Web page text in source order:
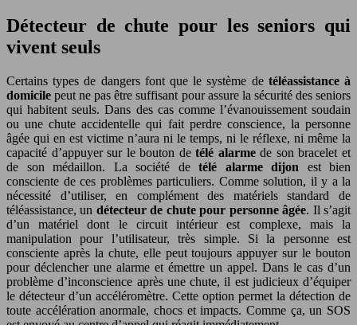
Détecteur de chute pour les seniors qui
vivent seuls
Certains types de dangers font que le système de téléassistance à
domicile peut ne pas être suffisant pour assure la sécurité des seniors
qui habitent seuls. Dans des cas comme l’évanouissement soudain
ou une chute accidentelle qui fait perdre conscience, la personne
âgée qui en est victime n’aura ni le temps, ni le réflexe, ni même la
capacité d’appuyer sur le bouton detélé alarmede son bracelet et
de son médaillon. La société de télé alarme dijon est bien
consciente de ces problèmes particuliers. Comme solution, il y a la
nécessité d’utiliser, en complément des matériels standard de
téléassistance, un détecteur de chute pour personne âgée. Il s’agit
d’un matériel dont le circuit intérieur est complexe, mais la
manipulation pour l’utilisateur, très simple. Si la personne est
consciente après la chute, elle peut toujours appuyer sur le bouton
pour déclencher une alarme et émettre un appel. Dans le cas d’un
problème d’inconscience après une chute, il est judicieux d’équiper
le détecteur d’un accéléromètre. Cette option permet la détection de
toute accélération anormale, chocs et impacts. Comme ça, un SOS